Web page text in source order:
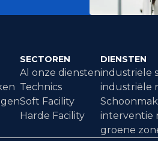
SECTOREN
Al onze diensten
Technics
Soft Facility
Harde Facility
DIENSTEN
industriële
industriële
interventie
groene